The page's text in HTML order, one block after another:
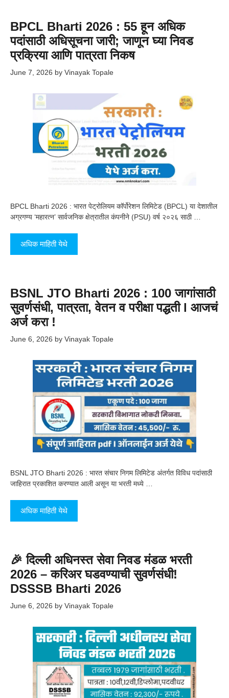
BPCL Bharti 2026 : 55 हून अधिक
पदांसाठी अधिसूचना जारी; जाणून घ्या निवड
प्रक्रिया आणि पात्रता निकष
June 7, 2026 by Vinayak Topale
BPCL Bharti 2026 : भारत पेट्रोलियम कॉर्पोरेशन लिमिटेड (BPCL) या देशातील
अग्रगण्य ‘महारत्न’ सार्वजनिक क्षेत्रातील कंपनीने (PSU) वर्ष २०२६ साठी …
अधिक माहिती येथे
BSNL JTO Bharti 2026 : 100 जागांसाठी
सुवर्णसंधी, पात्रता, वेतन व परीक्षा पद्धती l आजचं
अर्ज करा !
June 6, 2026 by Vinayak Topale
BSNL JTO Bharti 2026 : भारत संचार निगम लिमिटेड अंतर्गत विविध पदांसाठी
जाहिरात प्रकाशित करण्यात आली असून या भरती मध्ये …
अधिक माहिती येथे
🎉 दिल्ली अधिनस्त सेवा निवड मंडळ भरती
2026 – करिअर घडवण्याची सुवर्णसंधी!
DSSSB Bharti 2026
June 6, 2026 by Vinayak Topale